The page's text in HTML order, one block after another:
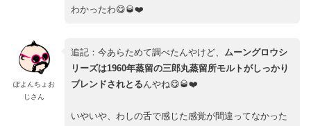
わかったわ😋🥃❤️
ぽよんちょお
じさん
追記：今あらためて調べたんやけど、 ムーングロウシ
リーズは1960年蒸留の三郎丸蒸留所モルトがしっかり
ブレンドされとるんやね😋🥃❤️
いやいや、わしの舌で感じた感覚が間違ってなかった